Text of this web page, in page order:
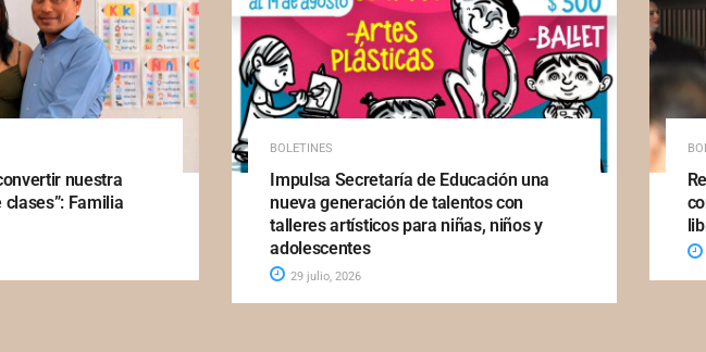
nuestra
Familia
BOLETINES
Impulsa Secretaría de Educación una
nueva generación de talentos con
talleres artísticos para niñas, niños y
adolescentes
29 julio, 2026